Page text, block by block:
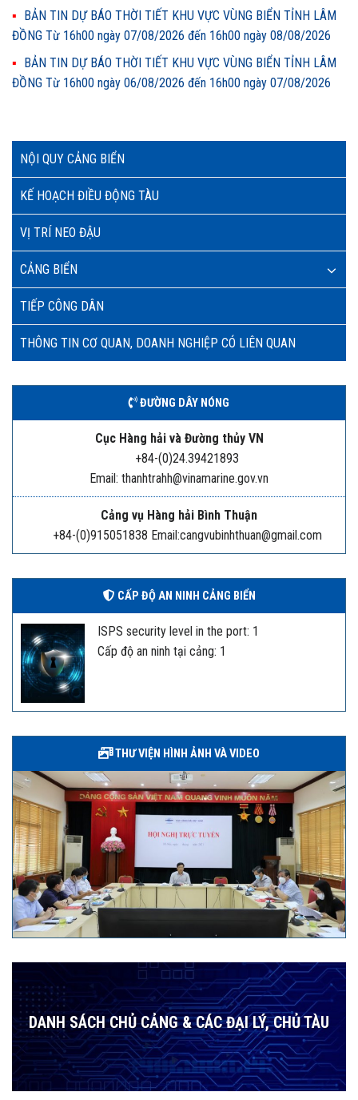
NỘI QUY CẢNG BIỂN
KẾ HOẠCH ĐIỀU ĐỘNG TÀU
VỊ TRÍ NEO ĐẬU
CẢNG BIỂN
TIẾP CÔNG DÂN
THÔNG TIN CƠ QUAN, DOANH NGHIỆP CÓ LIÊN QUAN
ĐƯỜNG DÂY NÓNG
Cục Hàng hải và Đường thủy VN
+84-(0)24.39421893
Email: thanhtrahh@vinamarine.gov.vn
Cảng vụ Hàng hải Bình Thuận
+84-(0)915051838 Email:cangvubinhthuan@gmail.com
CẤP ĐỘ AN NINH CẢNG BIỂN
ISPS security level in the port: 1
Cấp độ an ninh tại cảng: 1
THƯ VIỆN HÌNH ẢNH VÀ VIDEO
DANH SÁCH CHỦ CẢNG & CÁC ĐẠI LÝ, CHỦ TÀU
BẢN TIN DỰ BÁO THỜI TIẾT KHU VỰC VÙNG BIỂN TỈNH LÂM
ĐỒNG Từ 16h00 ngày 07/08/2026 đến 16h00 ngày 08/08/2026
BẢN TIN DỰ BÁO THỜI TIẾT KHU VỰC VÙNG BIỂN TỈNH LÂM
ĐỒNG Từ 16h00 ngày 06/08/2026 đến 16h00 ngày 07/08/2026